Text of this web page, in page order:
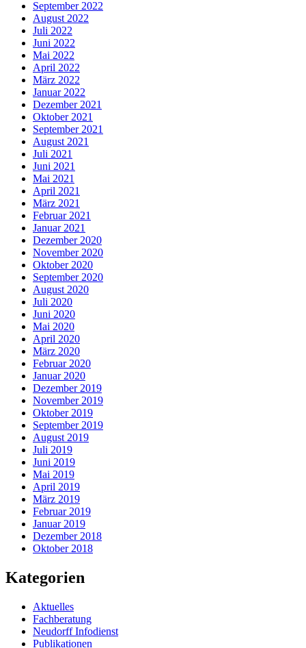
September 2022
August 2022
Juli 2022
Juni 2022
Mai 2022
April 2022
März 2022
Januar 2022
Dezember 2021
Oktober 2021
September 2021
August 2021
Juli 2021
Juni 2021
Mai 2021
April 2021
März 2021
Februar 2021
Januar 2021
Dezember 2020
November 2020
Oktober 2020
September 2020
August 2020
Juli 2020
Juni 2020
Mai 2020
April 2020
März 2020
Februar 2020
Januar 2020
Dezember 2019
November 2019
Oktober 2019
September 2019
August 2019
Juli 2019
Juni 2019
Mai 2019
April 2019
März 2019
Februar 2019
Januar 2019
Dezember 2018
Oktober 2018
Kategorien
Aktuelles
Fachberatung
Neudorff Infodienst
Publikationen